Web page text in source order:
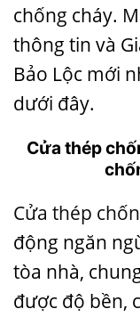
chống cháy.
thông tin và
Bảo Lộc mới
dưới đây.
Cửa thép
Cửa thép
động ngăn
tòa nhà,
được độ bền,